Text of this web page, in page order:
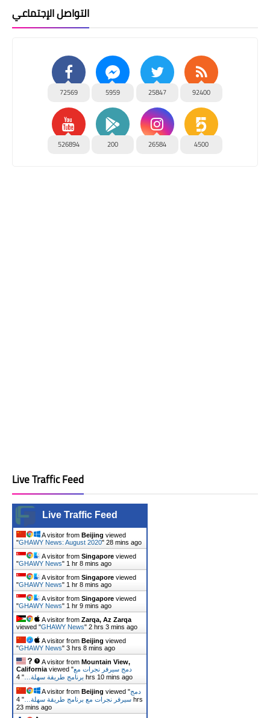
التواصل الإجتماعي
72569 5959 25847 92400
526894 200 26584 4500
Live Traffic Feed
Live Traffic Feed
A visitor from Beijing viewed
"GHAWY News: August 2020" 28 mins ago
A visitor from Singapore viewed
"GHAWY News" 1 hr 8 mins ago
A visitor from Singapore viewed
"GHAWY News" 1 hr 8 mins ago
A visitor from Singapore viewed
"GHAWY News" 1 hr 9 mins ago
A visitor from Zarqa, Az Zarqa
viewed "GHAWY News" 2 hrs 3 mins ago
A visitor from Beijing viewed
"GHAWY News" 3 hrs 8 mins ago
A visitor from Mountain View,
California viewed "دمج سيرفر نجرات مع
برنامج طريقة سهلة… "
4 hrs 10 mins ago
A visitor from Beijing viewed "دمج
سيرفر نجرات مع برنامج طريقة سهلة… "
4 hrs
23 mins ago